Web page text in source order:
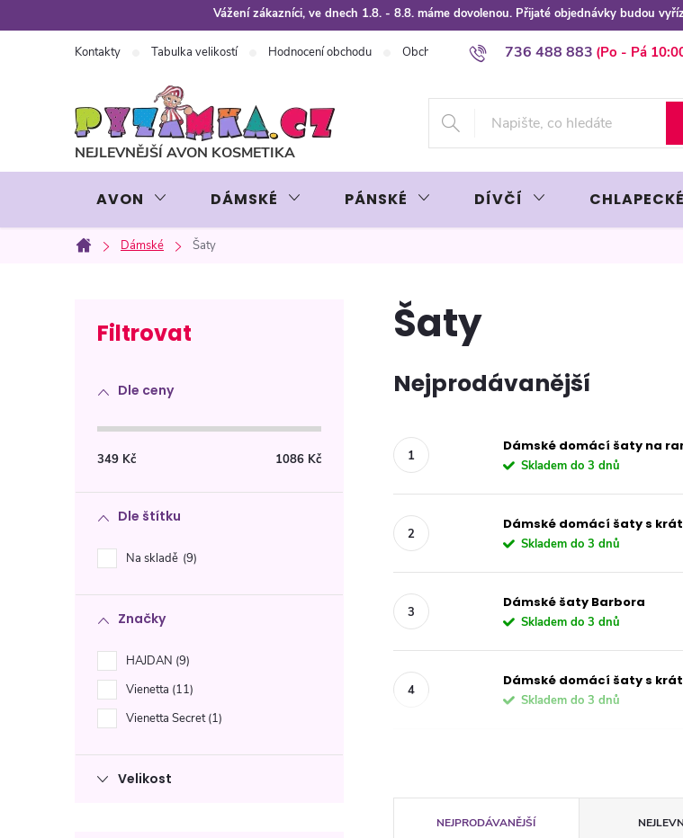
na
Vážení zákazníci, ve dnech 1.8. - 8.8. máme dovolenou. Přijaté objednávky budou
736 488 883
Kontakty Tabulka velikostí Hodnocení obchodu Obchodní podmínky Podmínky ochrany
AVON DÁMSKÉ PÁNSKÉ DÍVČÍ CHLAPECKÉ
Domů
Dámské Šaty
r
n
a
Dle ceny
349 Kč 1086 Kč
Dle štítku
Na skladě 9
Značky
HAJDAN 9
Vienetta 11
Vienetta Secret 1
Velikost
Šaty
Nejprodávanější
Dámské domácí šaty na
Skladem do 3 dnů
Dámské domácí šaty s
Skladem do 3 dnů
Dámské šaty Barbora
Skladem do 3 dnů
Dámské domácí šaty s
Skladem do 3 dnů
NEJPRODÁVANĚJŠÍ